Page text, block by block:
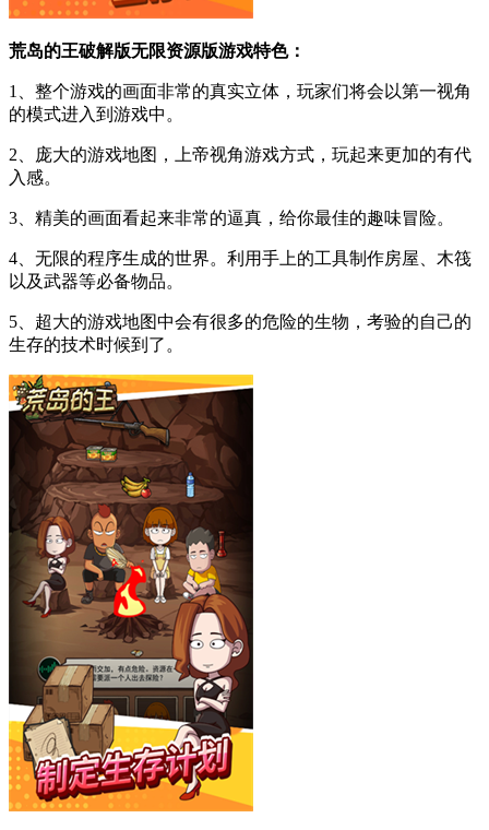
荒岛的王破解版无限资源版游戏特色：
1、整个游戏的画面非常的真实立体，玩家们将会以第一视角
的模式进入到游戏中。
2、庞大的游戏地图，上帝视角游戏方式，玩起来更加的有代
入感。
3、精美的画面看起来非常的逼真，给你最佳的趣味冒险。
4、无限的程序生成的世界。利用手上的工具制作房屋、木筏
以及武器等必备物品。
5、超大的游戏地图中会有很多的危险的生物，考验的自己的
生存的技术时候到了。